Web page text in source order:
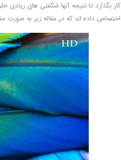
کار بگذارد تا نتیجه آنها شگفتی های زیادی
اختصاص داده اند که در مقاله زیر به صورت